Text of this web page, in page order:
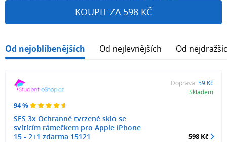
KOUPIT ZA 598 KČ
Od nejoblíbenějších Od nejlevnějších Od
94 %
SES 3x Ochranné tvrzené sklo se
svítícím rámečkem pro Apple iPhone
15 - 2+1 zdarma 15121
Doprava: 59 Kč
Skladem
598 Kč